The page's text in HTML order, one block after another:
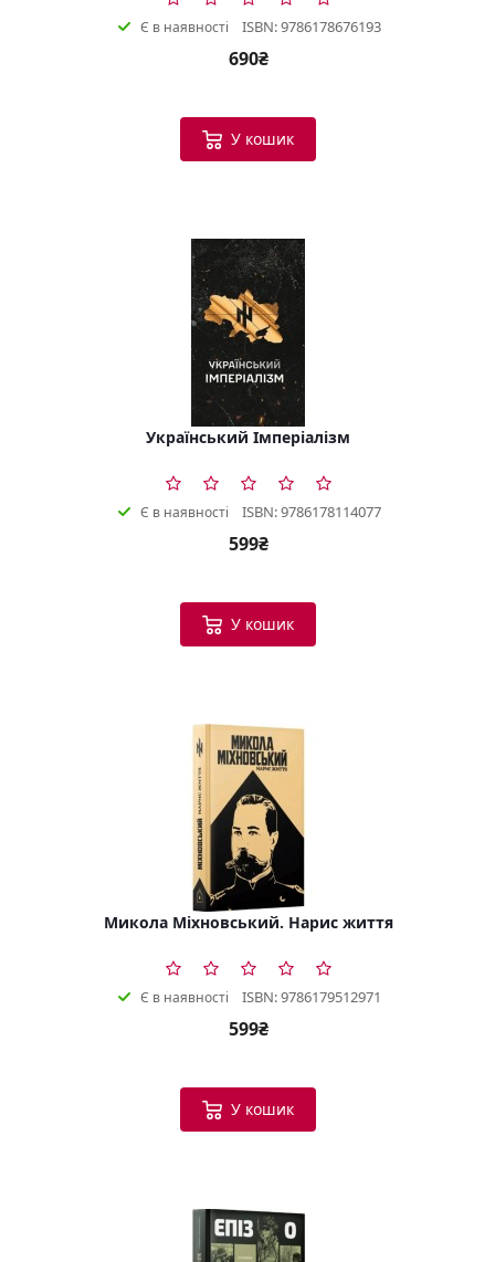
Є в наявності ISBN: 9786178676193
690₴
У кошик
Український Імперіалізм
Є в наявності ISBN: 9786178114077
599₴
У кошик
Микола Міхновський. Нарис життя
Є в наявності ISBN: 9786179512971
599₴
У кошик